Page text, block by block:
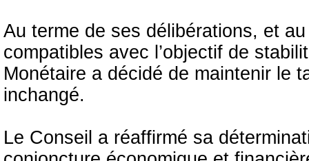
Au terme de ses délibérations, et
compatibles avec l’objectif de
Monétaire a décidé de maintenir le
inchangé.
Le Conseil a réaffirmé sa